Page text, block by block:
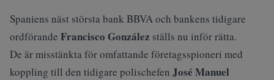
Spaniens näst största bank BBVA och bankens tidigare
ordförande Francisco González ställs nu inför rätta.
De är misstänkta för omfattande företagsspioneri med
koppling till den tidigare polischefen José Manuel